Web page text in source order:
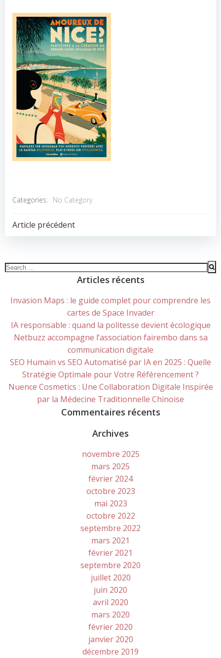
Categories: No Category
POST
Article précédent
Search
Articles récents
Invasion Maps : le guide complet pour comprendre les
cartes de Space Invader
IA responsable : quand la politesse devient écologique
Netbuzz accompagne l’association fairembo dans sa
communication digitale
SEO Humain vs SEO Automatisé par IA en 2025 : Quelle
Stratégie Optimale pour Votre Référencement ?
Nuence Cosmetics : Une Collaboration Digitale Inspirée
par la Médecine Traditionnelle Chinoise
Commentaires récents
Archives
novembre 2025
mars 2025
février 2024
octobre 2023
mai 2023
octobre 2022
septembre 2022
mars 2021
février 2021
septembre 2020
juillet 2020
juin 2020
avril 2020
mars 2020
février 2020
janvier 2020
décembre 2019